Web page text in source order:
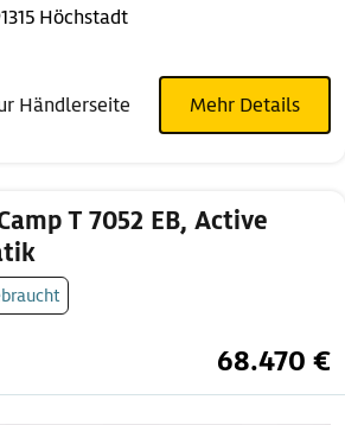
Höchstadt
Händlerseite Mehr Details
T 7052 EB, Active
68.470 €